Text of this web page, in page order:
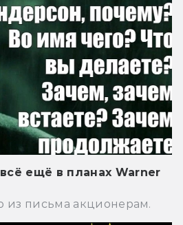
ещё в планах Warner
из письма акционерам.